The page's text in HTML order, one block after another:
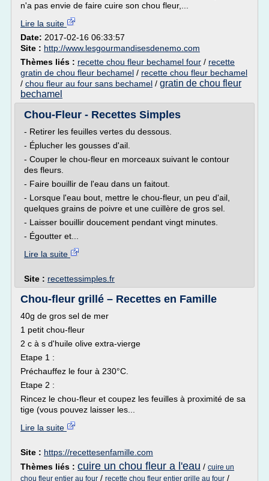
n'a pas envie de faire cuire son chou fleur,...
Lire la suite
Date: 2017-02-16 06:33:57
Site : http://www.lesgourmandisesdenemo.com
Thèmes liés : recette chou fleur bechamel four / recette
gratin de chou fleur bechamel / recette chou fleur bechamel
/ chou fleur au four sans bechamel / gratin de chou fleur
bechamel
Chou-Fleur - Recettes Simples
- Retirer les feuilles vertes du dessous.
- Éplucher les gousses d'ail.
- Couper le chou-fleur en morceaux suivant le contour
des fleurs.
- Faire bouillir de l'eau dans un faitout.
- Lorsque l'eau bout, mettre le chou-fleur, un peu d'ail,
quelques grains de poivre et une cuillère de gros sel.
- Laisser bouillir doucement pendant vingt minutes.
- Égoutter et...
Lire la suite
Site : recettessimples.fr
Chou-fleur grillé – Recettes en Famille
40g de gros sel de mer
1 petit chou-fleur
2 c à s d'huile olive extra-vierge
Etape 1 :
Préchauffez le four à 230°C.
Etape 2 :
Rincez le chou-fleur et coupez les feuilles à proximité de sa
tige (vous pouvez laisser les...
Lire la suite
Site : https://recettesenfamille.com
Thèmes liés : cuire un chou fleur a l'eau / cuire un
chou fleur entier au four / recette chou fleur entier grille au four /